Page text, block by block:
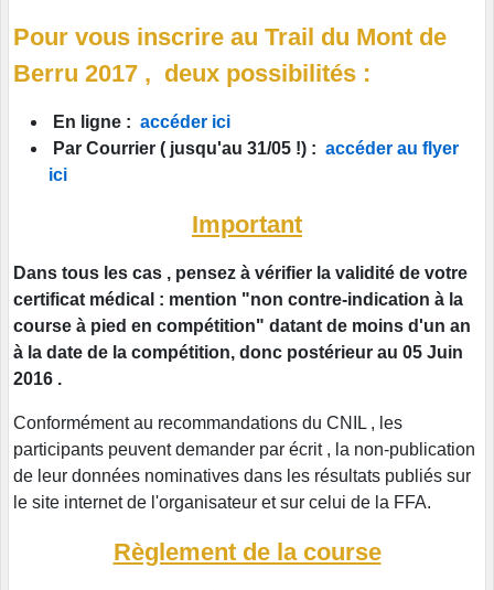
Pour vous inscrire au Trail du Mont de
Berru 2017 , deux possibilités :
En ligne : accéder ici
Par Courrier ( jusqu'au 31/05 !) : accéder au flyer
ici
Important
Dans tous les cas , pensez à vérifier la validité de votre
certificat médical : mention "non contre-indication à la
course à pied en compétition" datant de moins d'un an
à la date de la compétition, donc postérieur au 05 Juin
2016 .
Conformément au recommandations du CNIL , les
participants peuvent demander par écrit , la non-publication
de leur données nominatives dans les résultats publiés sur
le site internet de l'organisateur et sur celui de la FFA.
Règlement de la course